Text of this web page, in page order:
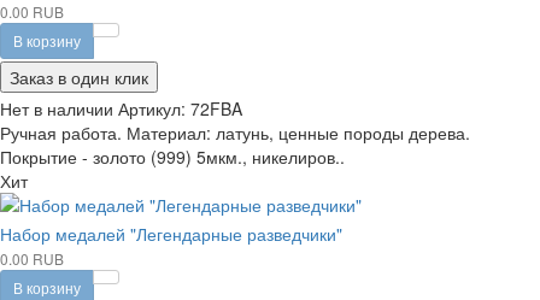
0.00 RUB
В корзину
Заказ в один клик
Нет в наличии Артикул: 72FBA
Ручная работа. Материал: латунь, ценные породы дерева.
Покрытие - золото (999) 5мкм., никелиров..
Хит
Набор медалей "Легендарные разведчики"
0.00 RUB
В корзину